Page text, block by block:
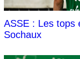
ASSE : Les tops
Sochaux